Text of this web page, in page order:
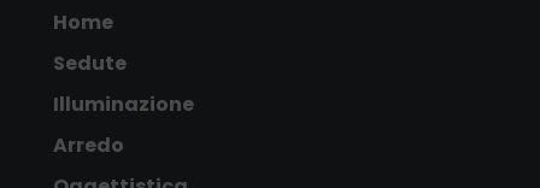
Home
Sedute
Illuminazione
Arredo